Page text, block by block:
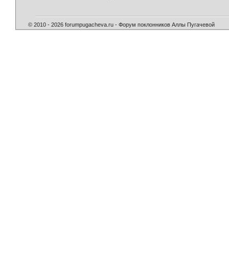
© 2010 - 2026 forumpugacheva.ru - Форум поклонников Аллы Пугачевой